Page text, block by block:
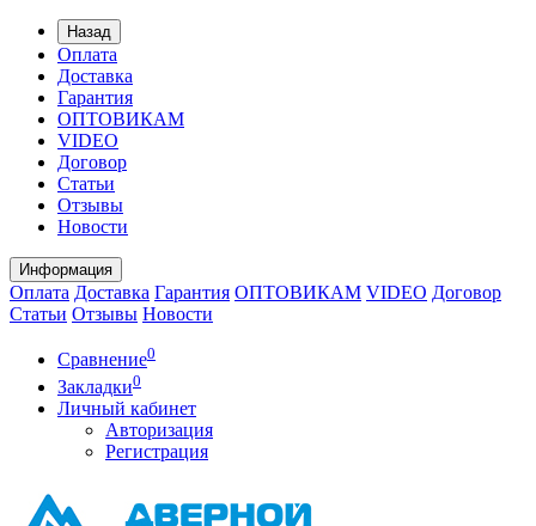
Назад
Оплата
Доставка
Гарантия
ОПТОВИКАМ
VIDEO
Договор
Статьи
Отзывы
Новости
Информация
Оплата Доставка Гарантия ОПТОВИКАМ VIDEO Договор
Статьи Отзывы Новости
Сравнение0
Закладки0
Личный кабинет
Авторизация
Регистрация